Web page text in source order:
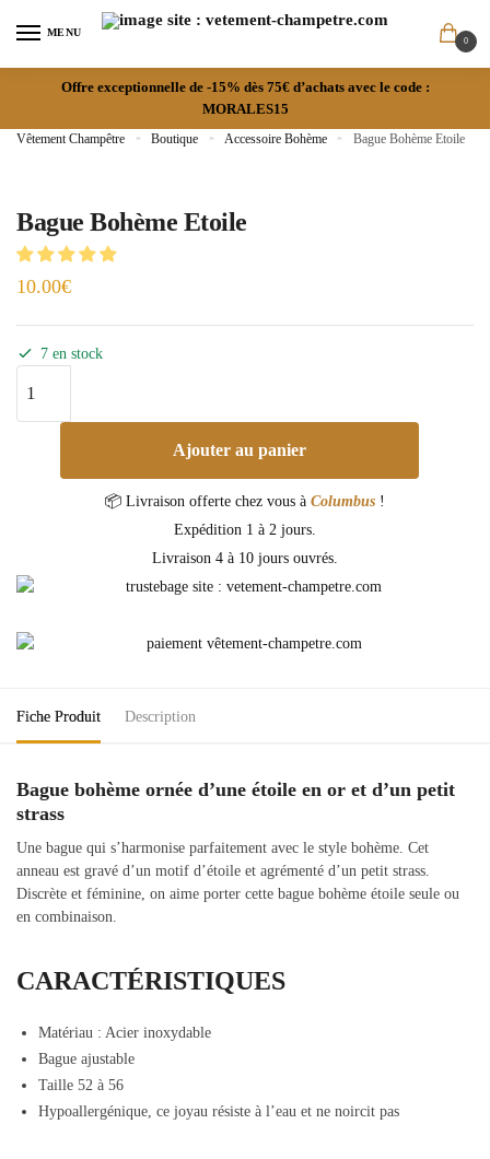
MENU
0
Offre exceptionnelle de -15% dès 75€ d’achats avec le code :
MORALES15
Vêtement Champêtre » Boutique » Accessoire Bohème » Bague Bohème Etoile
Bague Bohème Etoile
10.00€
7 en stock
Ajouter au panier
📦 Livraison offerte chez vous à Columbus !
Expédition 1 à 2 jours.
Livraison 4 à 10 jours ouvrés.
Fiche Produit Description
Bague bohème ornée d’une étoile en or et d’un petit
strass
Une bague qui s’harmonise parfaitement avec le style bohème. Cet
anneau est gravé d’un motif d’étoile et agrémenté d’un petit strass.
Discrète et féminine, on aime porter cette bague bohème étoile seule ou
en combinaison.
CARACTÉRISTIQUES
Matériau : Acier inoxydable
Bague ajustable
Taille 52 à 56
Hypoallergénique, ce joyau résiste à l’eau et ne noircit pas